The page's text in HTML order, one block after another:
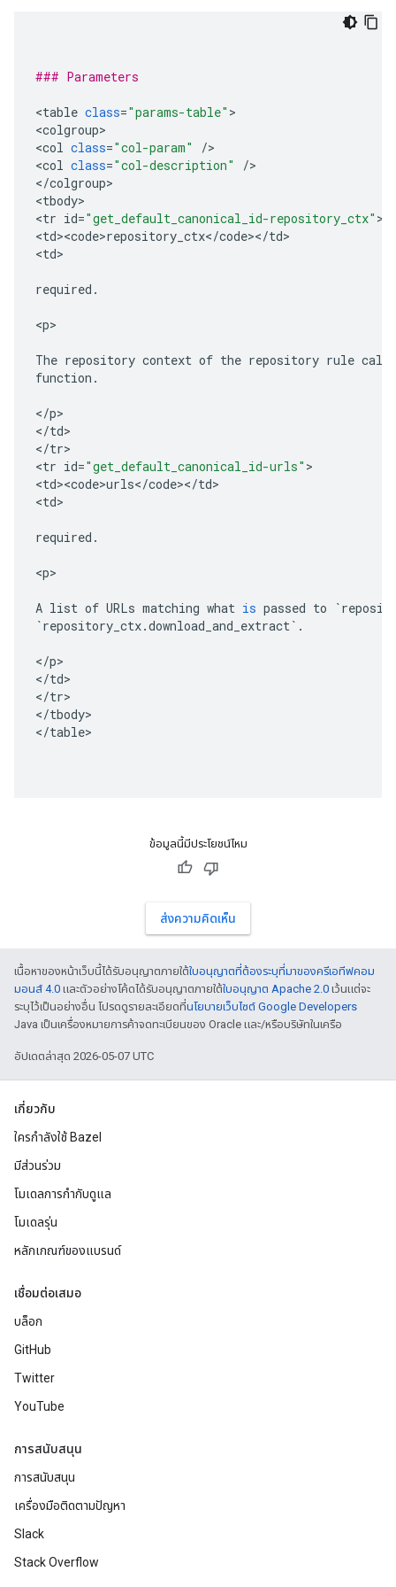
### Parameters
<table class="params-table" >
<colgroup>
<col class="col-param" />
<col class="col-description" />
</colgroup>
<tbody>
<tr id="get_default_canonical_id-repository_ctx" >
<td><code>repository_ctx</code></td>
<td>
required .
<p>
The repository context of the repository rule
function .
</p>
</td>
</tr>
<tr id="get_default_canonical_id-urls" >
<td><code>urls</code></td>
<td>
required .
<p>
A list of URLs matching what is passed to `
`repository_ctx.download_and_extract` .
</p>
</td>
</tr>
</tbody>
</table>
ข้อมูลนี้มีประโยชน์ไหม
ส่งความคิดเห็น
เนื้อหาของหน้าเว็บนี้ได้รับอนุญาตภายใต้ใบอนุญาตที่ต้องระบุที่มาของครีเอทีฟคอม
มอนส์ 4.0 และตัวอย่างโค้ดได้รับอนุญาตภายใต้ใบอนุญาต Apache 2.0 เว้นแต่จะ
ระบุไว้เป็นอย่างอื่น โปรดดูรายละเอียดที่นโยบายเว็บไซต์ Google Developers
Java เป็นเครื่องหมายการค้าจดทะเบียนของ Oracle และ/หรือบริษัทในเครือ
อัปเดตล่าสุด 2026-05-07 UTC
เกี่ยวกับ
ใครกำลังใช้ Bazel
มีส่วนร่วม
โมเดลการกำกับดูแล
โมเดลรุ่น
หลักเกณฑ์ของแบรนด์
เชื่อมต่อเสมอ
บล็อก
GitHub
Twitter
YouTube
การสนับสนุน
การสนับสนุน
เครื่องมือติดตามปัญหา
Slack
Stack Overflow